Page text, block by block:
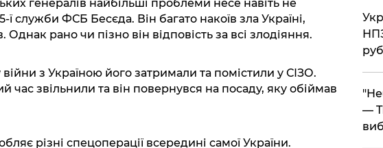
генералів найбільші проблеми несе навіть не
ї служби ФСБ Бесєда. Він багато накоїв зла Україні,
Однак рано чи пізно він відповість за всі злодіяння.
з Україною його затримали та помістили у СІЗО.
час звільнили та він повернувся на посаду, яку обіймав
різні спецоперації всередині самої України.
—